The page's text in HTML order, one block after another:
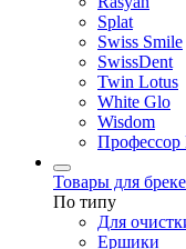
Splat
Swiss Smile
SwissDent
Twin Lotus
White Glo
Wisdom
Профессор
Товары для
По типу
Для
Ершики